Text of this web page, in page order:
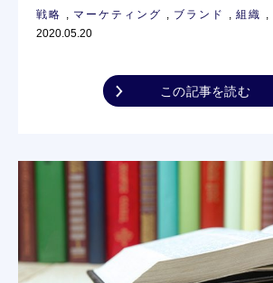
戦略 , マーケティング , ブランド , 組織 ,
2020.05.20
この記事を読む